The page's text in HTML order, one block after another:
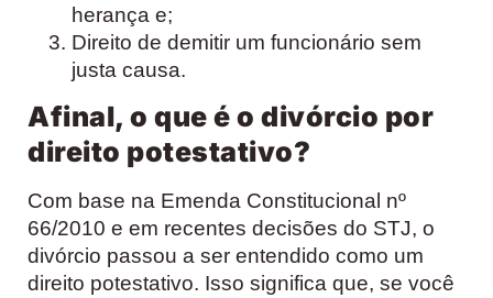
herança e;
Direito de demitir um funcionário sem
justa causa.
Afinal, o que é o divórcio por
direito potestativo?
Com base na Emenda Constitucional nº
66/2010 e em recentes decisões do STJ, o
divórcio passou a ser entendido como um
direito potestativo. Isso significa que, se você